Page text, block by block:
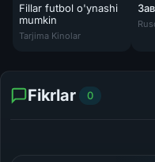
Fillar futbol o'ynashi
mumkin
Fillar futbol o'ynashi
Tarjima Kinolar
Fikrlar 0